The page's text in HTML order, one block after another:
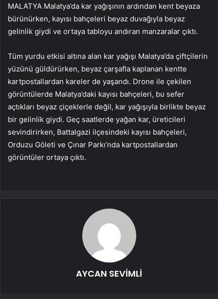
MALATYA Malatya’da kar yağışının ardından kent beyaza
bürünürken, kayısı bahçeleri beyaz duvağıyla beyaz
gelinlik giydi ve ortaya tabloyu andıran manzaralar çıktı.
Tüm yurdu etkisi altına alan kar yağışı Malatya’da çiftçilerin
yüzünü güldürürken, beyaz çarşafla kaplanan kentte
kartpostallardan kareler de yaşandı. Drone ile çekilen
görüntülerde Malatya’daki kayısı bahçeleri, bu sefer
açtıkları beyaz çiçeklerle değil, kar yağışıyla birlikte beyaz
bir gelinlik giydi. Geç saatlerde yağan kar, üreticileri
sevindirirken, Battalgazi ilçesindeki kayısı bahçeleri,
Orduzu Göleti ve Çınar Parkı’nda kartpostallardan
görüntüler ortaya çıktı.
AYCAN SEVİMLİ